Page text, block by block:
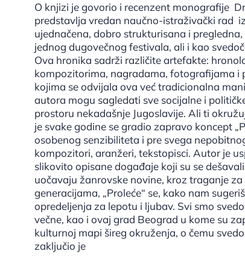
O knjizi je govorio i recenzent monografije
predstavlja vredan naučno-istraživački rad
ujednačena, dobro strukturisana i
jednog dugovečnog festivala, ali i kao
Ova hronika sadrži različite artefakte:
kompozitorima, nagradama, fotografijama i
kojima se odvijala ova već tradicionalna
autora mogu sagledati sve socijalne i
prostoru nekadašnje Jugoslavije. Ali ti
je svake godine se gradio zapravo koncept
osobenog senzibiliteta i pre svega
kompozitori, aranžeri, tekstopisci. Autor je
slikovito opisane događaje koji su se
uočavaju žanrovske novine, kroz traganje
generacijama, „Proleće“ se, kako nam
opredeljenja za lepotu i ljubav. Svi smo
večne, kao i ovaj grad Beograd u kome su
kulturnoj mapi šireg okruženja, o čemu
zaključio je